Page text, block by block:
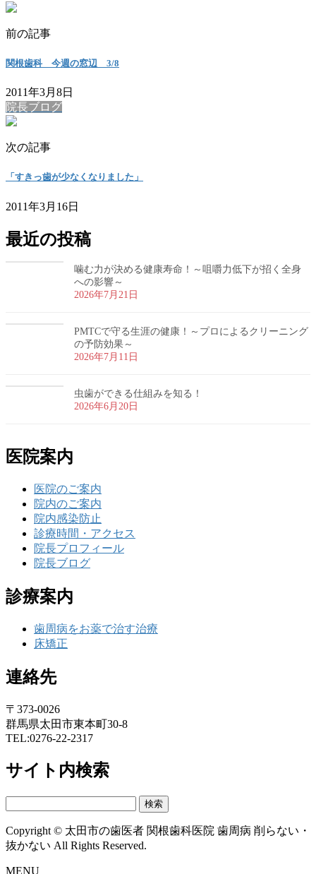
前の記事
関根歯科 今週の窓辺 3/8
2011年3月8日
院長ブログ
次の記事
「すきっ歯が少なくなりました」
2011年3月16日
最近の投稿
噛む力が決める健康寿命！～咀嚼力低下が招く全身
への影響～
2026年7月21日
PMTCで守る生涯の健康！～プロによるクリーニング
の予防効果～
2026年7月11日
虫歯ができる仕組みを知る！
2026年6月20日
医院案内
医院のご案内
院内のご案内
院内感染防止
診療時間・アクセス
院長プロフィール
院長ブログ
診療案内
歯周病をお薬で治す治療
床矯正
連絡先
〒373-0026
群馬県太田市東本町30-8
TEL:0276-22-2317
サイト内検索
Copyright © 太田市の歯医者 関根歯科医院 歯周病 削らない・
抜かない All Rights Reserved.
MENU